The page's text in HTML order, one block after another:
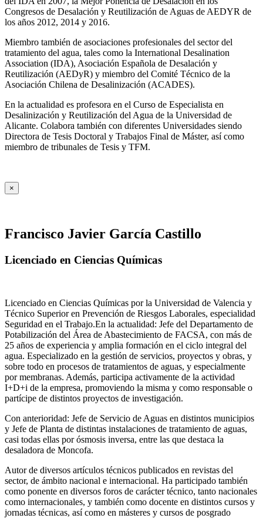
Congresos de Desalación y Reutilización de Aguas de AEDYR de
los años 2012, 2014 y 2016.
Miembro también de asociaciones profesionales del sector del
tratamiento del agua, tales como la International Desalination
Association (IDA), Asociación Española de Desalación y
Reutilización (AEDyR) y miembro del Comité Técnico de la
Asociación Chilena de Desalinización (ACADES).
En la actualidad es profesora en el Curso de Especialista en
Desalinización y Reutilización del Agua de la Universidad de
Alicante. Colabora también con diferentes Universidades siendo
Directora de Tesis Doctoral y Trabajos Final de Máster, así como
miembro de tribunales de Tesis y TFM.
×
Francisco Javier García Castillo
Licenciado en Ciencias Químicas
Licenciado en Ciencias Químicas por la Universidad de Valencia y
Técnico Superior en Prevención de Riesgos Laborales, especialidad
Seguridad en el Trabajo.En la actualidad: Jefe del Departamento de
Potabilización del Área de Abastecimiento de FACSA, con más de
25 años de experiencia y amplia formación en el ciclo integral del
agua. Especializado en la gestión de servicios, proyectos y obras, y
sobre todo en procesos de tratamientos de aguas, y especialmente
por membranas. Además, participa activamente de la actividad
I+D+i de la empresa, promoviendo la misma y como responsable o
partícipe de distintos proyectos de investigación.
Con anterioridad: Jefe de Servicio de Aguas en distintos municipios
y Jefe de Planta de distintas instalaciones de tratamiento de aguas,
casi todas ellas por ósmosis inversa, entre las que destaca la
desaladora de Moncofa.
Autor de diversos artículos técnicos publicados en revistas del
sector, de ámbito nacional e internacional. Ha participado también
como ponente en diversos foros de carácter técnico, tanto nacionales
como internacionales, y también como docente en distintos cursos y
jornadas técnicas, así como en másteres y cursos de posgrado